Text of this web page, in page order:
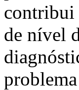
contribui
de nível